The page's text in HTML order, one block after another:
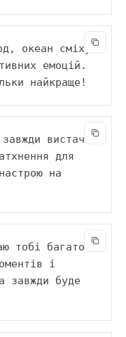
океан сміху
емоцій.
найкраще!
вистачає
для
на
тобі багато
і
завжди буде